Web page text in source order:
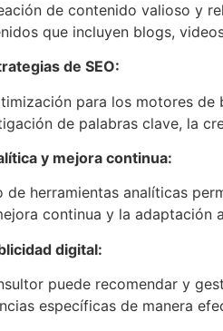
de contenido valioso y
que incluyen blogs,
de SEO:
para los motores de
de palabras clave, la
y mejora continua:
de herramientas analíticas
continua y la adaptación
digital:
puede recomendar y
específicas de manera